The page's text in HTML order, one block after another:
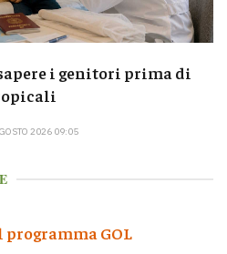
i genitori prima di
2026 09:05
GOL